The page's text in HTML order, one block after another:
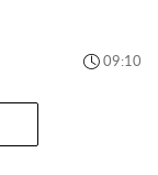
09:10